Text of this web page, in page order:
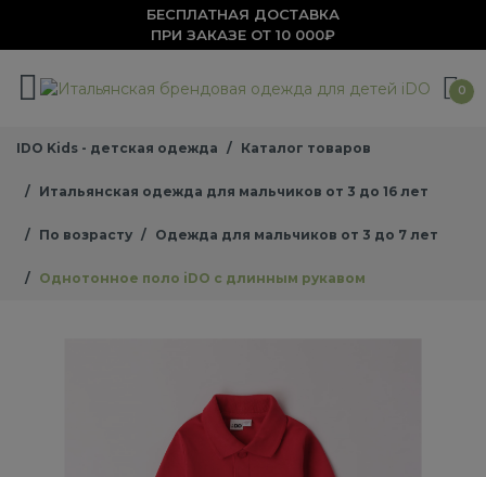
БЕСПЛАТНАЯ ДОСТАВКА
ПРИ ЗАКАЗЕ ОТ 10 000₽
0
IDO Kids - детская одежда Каталог товаров
Итальянская одежда для мальчиков от 3 до 16 лет
По возрасту Одежда для мальчиков от 3 до 7 лет
Однотонное поло iDO с длинным рукавом